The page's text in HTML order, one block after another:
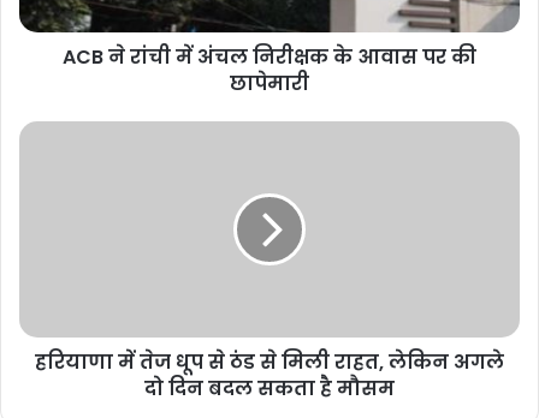
ACB ने रांची में अंचल निरीक्षक के आवास पर की
छापेमारी
हरियाणा में तेज धूप से ठंड से मिली राहत, लेकिन अगले
दो दिन बदल सकता है मौसम